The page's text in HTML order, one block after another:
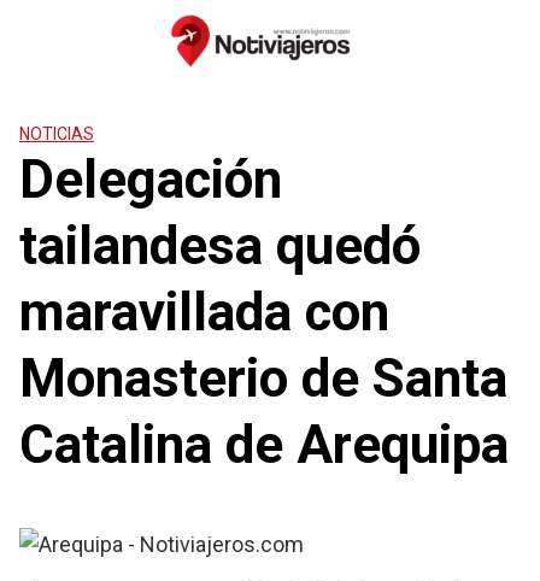
NOTICIAS
Delegación
tailandesa quedó
maravillada con
Monasterio de Santa
Catalina de Arequipa